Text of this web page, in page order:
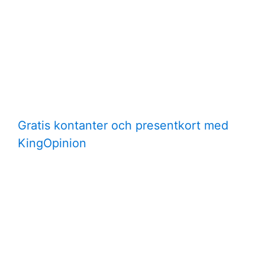
Gratis kontanter och presentkort med
KingOpinion